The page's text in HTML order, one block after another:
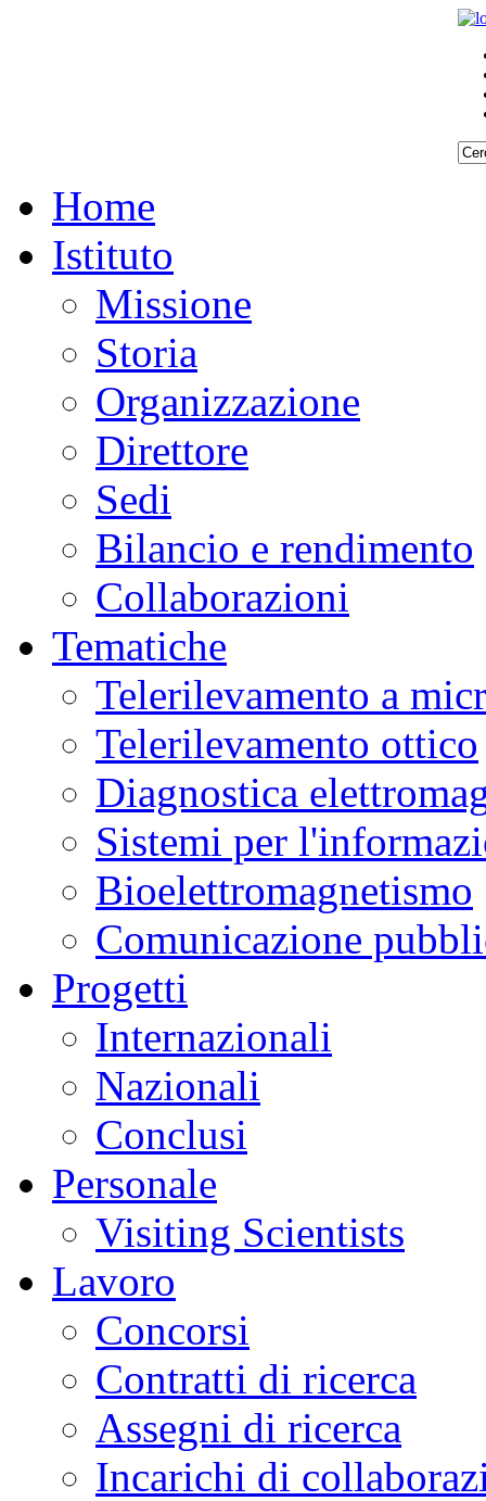
Home
Istituto
Missione
Storia
Organizzazione
Direttore
Sedi
Bilancio e rendimento
Collaborazioni
Tematiche
Telerilevamento a
Telerilevamento ottico
Diagnostica
Sistemi per
Bioelettromagnetismo
Comunicazione
Progetti
Internazionali
Nazionali
Conclusi
Personale
Visiting Scientists
Lavoro
Concorsi
Contratti di ricerca
Assegni di ricerca
Incarichi di